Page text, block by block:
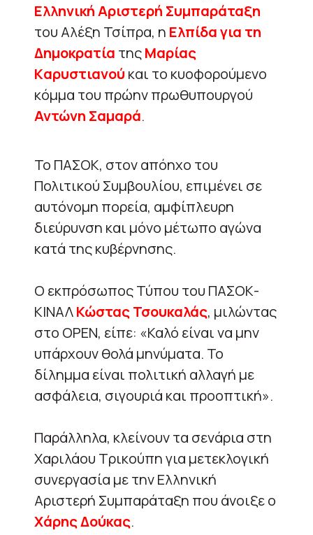
Ελληνική Αριστερή Συμπαράταξη
του Αλέξη Τσίπρα, η Ελπίδα για τη
Δημοκρατία τηςΜαρίας
Kαρυστιανού και το κυοφορούμενο
κόμμα του πρώην πρωθυπουργού
Αντώνη Σαμαρά.
Το ΠΑΣΟΚ, στον απόηχο του
Πολιτικού Συμβουλίου, επιμένει σε
αυτόνομη πορεία, αμφίπλευρη
διεύρυνση και μόνο μέτωπο αγώνα
κατά της κυβέρνησης.
Ο εκπρόσωπος Τύπου του ΠΑΣΟΚ-
ΚΙΝΑΛΚώστας Τσουκαλάς, μιλώντας
στο ΟΡΕΝ, είπε: «Καλό είναι να μην
υπάρχουν θολά μηνύματα. Το
δίλημμα είναι πολιτική αλλαγή με
ασφάλεια, σιγουριά και προοπτική».
Παράλληλα, κλείνουν τα σενάρια στη
Χαριλάου Τρικούπη για μετεκλογική
συνεργασία με την Ελληνική
Αριστερή Συμπαράταξη που άνοιξε ο
Χάρης Δούκας.